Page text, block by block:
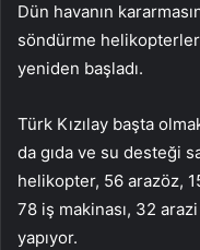
Dün havanın
söndürme
yeniden başladı.
Türk Kızılay başta
da gıda ve su desteği
helikopter, 56 arazöz,
78 iş makinası, 32
yapıyor.